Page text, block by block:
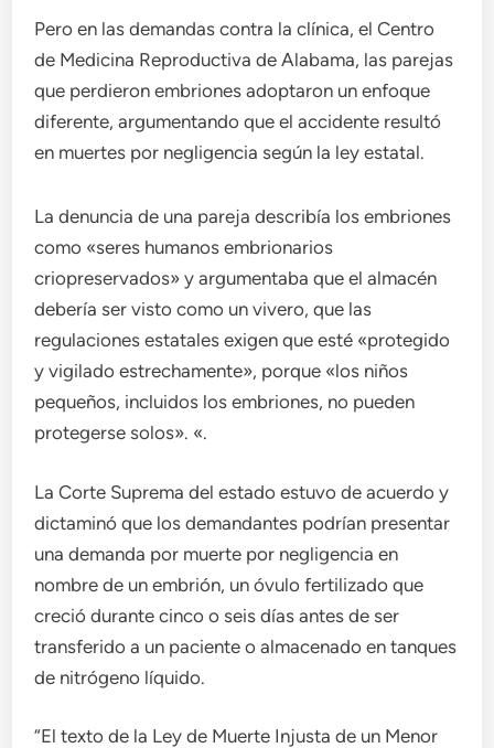
Pero en las demandas contra la clínica, el Centro
de Medicina Reproductiva de Alabama, las parejas
que perdieron embriones adoptaron un enfoque
diferente, argumentando que el accidente resultó
en muertes por negligencia según la ley estatal.
La denuncia de una pareja describía los embriones
como «seres humanos embrionarios
criopreservados» y argumentaba que el almacén
debería ser visto como un vivero, que las
regulaciones estatales exigen que esté «protegido
y vigilado estrechamente», porque «los niños
pequeños, incluidos los embriones, no pueden
protegerse solos». «.
La Corte Suprema del estado estuvo de acuerdo y
dictaminó que los demandantes podrían presentar
una demanda por muerte por negligencia en
nombre de un embrión, un óvulo fertilizado que
creció durante cinco o seis días antes de ser
transferido a un paciente o almacenado en tanques
de nitrógeno líquido.
“El texto de la Ley de Muerte Injusta de un Menor